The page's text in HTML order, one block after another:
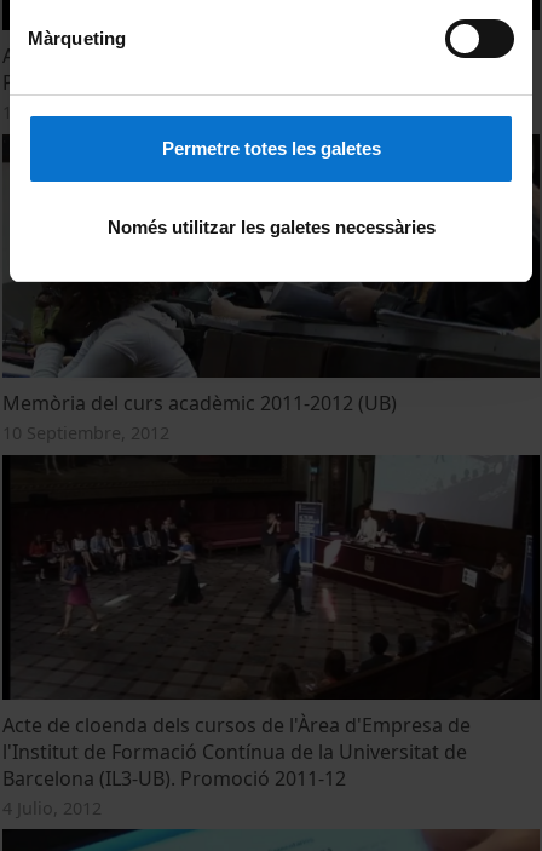
Màrqueting
Permetre totes les galetes
Només utilitzar les galetes necessàries
Acte de graduació de la Facultat d'Economia i Empresa.
Promoció 2011. Jornada dia 12-11-2012
12 Noviembre, 2012
Memòria del curs acadèmic 2011-2012 (UB)
10 Septiembre, 2012
Acte de cloenda dels cursos de l'Àrea d'Empresa de
l'Institut de Formació Contínua de la Universitat de
Barcelona (IL3-UB). Promoció 2011-12
4 Julio, 2012